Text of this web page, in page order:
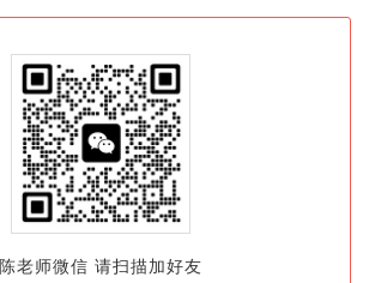
陈老师微信 请扫描加好友